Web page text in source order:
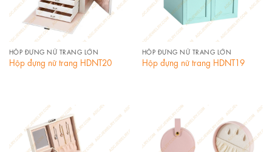
HỘP ĐỰNG NỮ TRANG LỚN
Hộp đựng nữ trang HDNT20
HỘP ĐỰNG NỮ TRANG LỚN
Hộp đựng nữ trang HDNT19